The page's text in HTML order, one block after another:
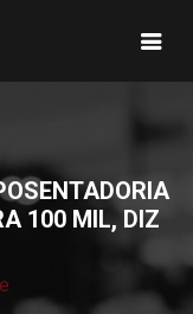
100 MIL, DIZ